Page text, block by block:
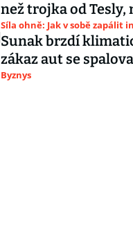
než trojka od Tesly,
Síla ohně: Jak v sobě zapálit
Sunak brzdí
zákaz aut se
Byznys